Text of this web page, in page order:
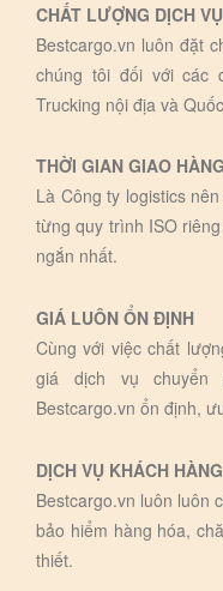
CHẤT LƯỢNG DỊCH VỤ
Bestcargo.vn luôn đặt
chúng tôi đối với các
Trucking nội địa và
THỜI GIAN GIAO HÀNG
Là Công ty logistics
từng quy trình ISO
ngắn nhất.
GIÁ LUÔN ỔN ĐỊNH
Cùng với việc chất
giá dịch vụ chuyển
Bestcargo.vn ổn định,
DỊCH VỤ KHÁCH HÀNG
Bestcargo.vn luôn luôn
bảo hiểm hàng hóa,
thiết.